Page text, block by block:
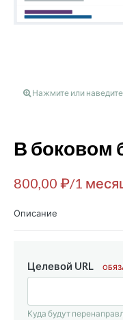
Нажмите или
В боковом
800,00 ₽/1
Описание
Целевой URL
Куда будут